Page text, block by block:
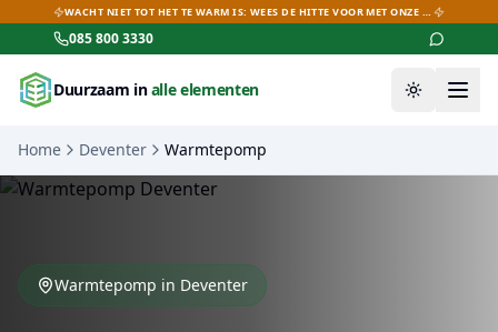
WACHT NIET TOT HET TE WARM IS: WEES DE HITTE VOOR MET ONZE AIRCO-DEALS!
085 800 3330
Duurzaam inalle elementen Thema
Home Deventer Warmtepomp
Warmtepomp in Deventer